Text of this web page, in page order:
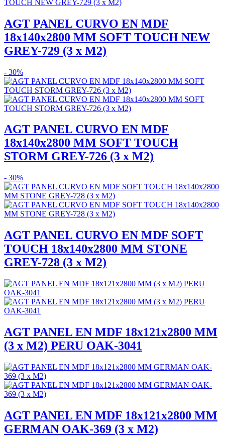
AGT PANEL CURVO EN MDF
18x140x2800 MM SOFT TOUCH NEW
GREY-729 (3 x M2)
- 30%
AGT PANEL CURVO EN MDF
18x140x2800 MM SOFT TOUCH
STORM GREY-726 (3 x M2)
- 30%
AGT PANEL CURVO EN MDF SOFT
TOUCH 18x140x2800 MM STONE
GREY-728 (3 x M2)
AGT PANEL EN MDF 18x121x2800 MM
(3 x M2) PERU OAK-3041
AGT PANEL EN MDF 18x121x2800 MM
GERMAN OAK-369 (3 x M2)